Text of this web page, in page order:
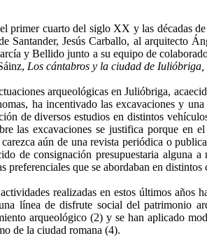
primer cuarto del siglo XX y las décadas
Santander, Jesús Carballo, al arquitecto
y Bellido junto a su equipo de
Los cántabros y la ciudad de Iulióbriga,
arqueológicas en Julióbriga,
ha incentivado las excavaciones y
de diversos estudios en distintos
las excavaciones se justifica porque en
aún de una revista periódica o
de consignación presupuestaria alguna
preferenciales que se abordaban en
realizadas en estos últimos años
línea de disfrute social del patrimonio
arqueológico (2) y se han aplicado
de la ciudad romana (4).